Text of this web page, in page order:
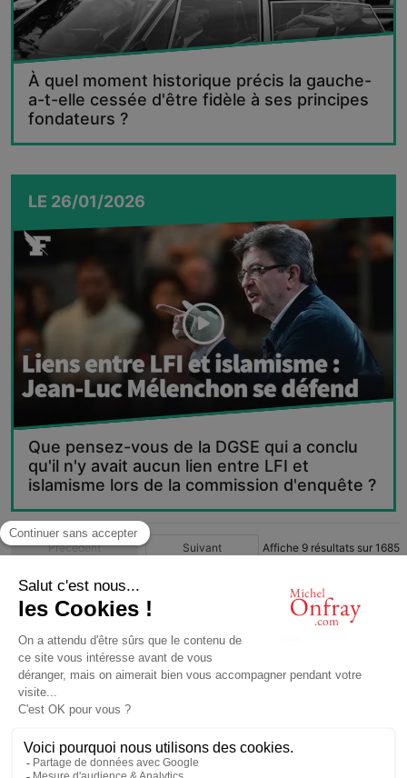
À quel moment historique précis la gauche-
a-t-elle cessée d'être fidèle à ses principes
fondateurs ?
LE 26/01/2026
Que pensez-vous de la DGSE qui a conclu
qu'il n'y avait aucun lien entre LFI et
islamisme lors de la commission d'enquête ?
Précédent Suivant Affiche 9 résultats sur 1685
1
© Michel Onfray 2016
Conception, réalisation: Magasin Numérique
contact@michelonfray.com
Partenaires